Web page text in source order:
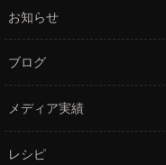
お知らせ
ブログ
メディア実績
レシピ